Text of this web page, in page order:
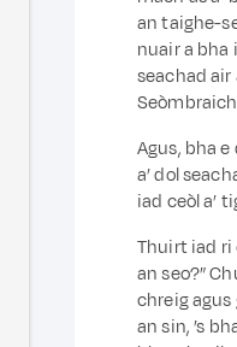
an taighe-
nuair a bha
seachad air
Agus, bha
a’ dol
iad ceòl a’
Thuirt iad ri
an seo?”
chreig
an sin, ’s